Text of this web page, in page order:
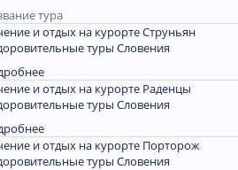
тура
и отдых на курорте Струньян
туры Словения
и отдых на курорте Раденцы
туры Словения
и отдых на курорте Порторож
туры Словения